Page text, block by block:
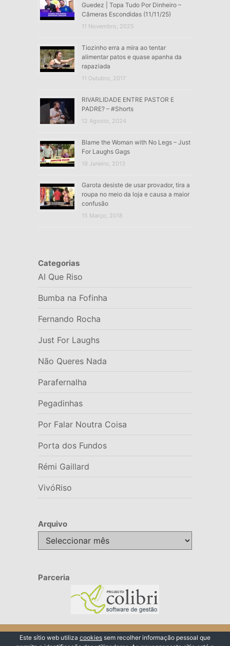
Guedez | Topa Tudo Por Dinheiro –
Câmeras Escondidas (11/11/25)
11 Novembro, 2025
Tiozinho erra a mira ao tentar
alimentar patos e quase apanha da
rapaziada
11 Outubro, 2017
RIVARLIDADE ENTRE PASTOR E
PADRE? – #Shorts
12 Agosto, 2024
Blame the Woman with No Legs – Just
For Laughs Gags
19 Janeiro, 2013
Garota desiste de usar provador, tira a
roupa no meio da loja e causa a maior
confusão
15 Março, 2018
Categorias
AI Que Riso
Bumba na Fofinha
Fernando Rocha
Just For Laughs
Não Queres Nada
Parafernalha
Pegadinhas
Por Falar Noutra Coisa
Porta dos Fundos
Rémi Gaillard
VivóRiso
Arquivo
Arquivo
Parceria
© 2026 VivóRiso
Este sítio web utiliza cookies sem recolher informação pessoal que